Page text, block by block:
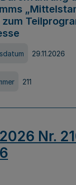
zum
29.11.2026
211
Nr.